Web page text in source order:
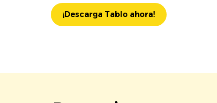
¡Descarga Tablo ahora!